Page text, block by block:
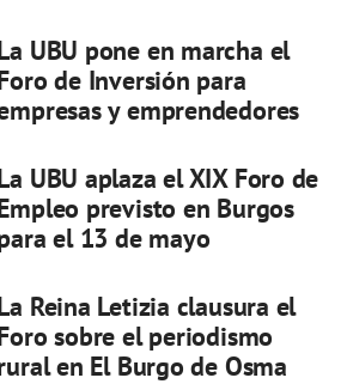
UBU pone en marcha el
de Inversión para
y emprendedores
UBU aplaza el XIX Foro de
previsto en Burgos
el 13 de mayo
Reina Letizia clausura el
sobre el periodismo
en El Burgo de Osma